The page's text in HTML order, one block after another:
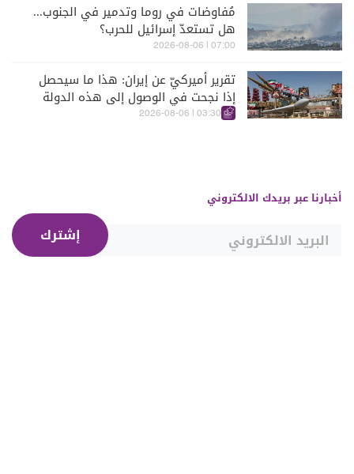
مُفاوضات في روما وتدمير في الجنوب...
هل تستعدّ إسرائيل للحرب؟
07:00 | 2026-08-06
تقرير أميركيّ عن إيران: هذا ما سيحصل
إذا نجحت في الوصول إلى هذه الدولة
الآسيويّة
03:30 | 2026-08-06
أخبارنا عبر بريدك الالكتروني
إشترك